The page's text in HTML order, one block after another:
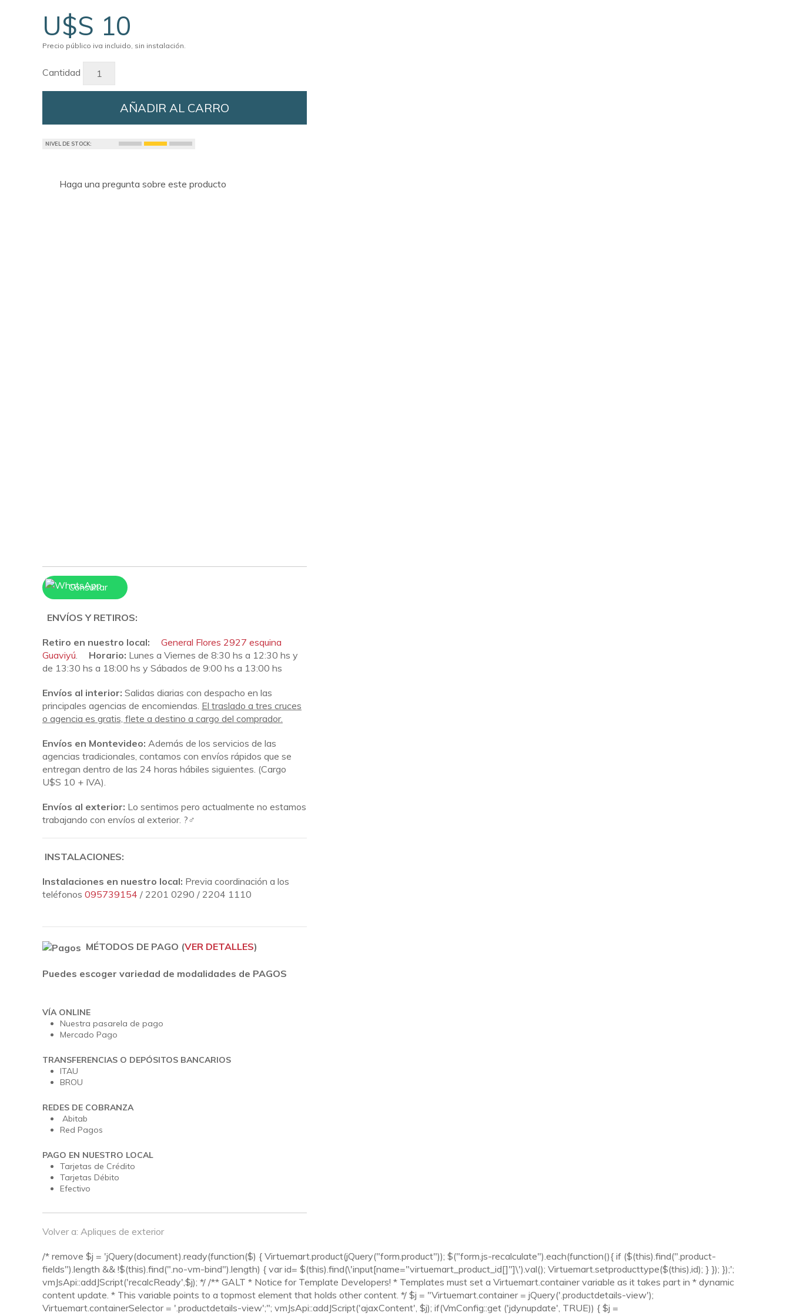
U$S 10
Precio público iva incluido, sin instalación.
Cantidad
AÑADIR AL CARRO
NIVEL DE STOCK:
Haga una pregunta sobre este producto
Consultar
ENVÍOS Y RETIROS:
Retiro en nuestro local:
General Flores 2927 esquina
Guaviyú. Horario: Lunes a Viernes de 8:30 hs a 12:30 hs y
de 13:30 hs a 18:00 hs y Sábados de 9:00 hs a 13:00 hs
Envíos al interior: Salidas diarias con despacho en las
principales agencias de encomiendas. El traslado a tres cruces
o agencia es gratis, flete a destino a cargo del comprador.
Envíos en Montevideo: Además de los servicios de las
agencias tradicionales, contamos con envíos rápidos que se
entregan dentro de las 24 horas hábiles siguientes. (Cargo
U$S 10 + IVA).
Envíos al exterior: Lo sentimos pero actualmente no estamos
trabajando con envíos al exterior. ?‍♂️
INSTALACIONES:
Instalaciones en nuestro local: Previa coordinación a los
teléfonos 095739154 / 2201 0290 / 2204 1110
MÉTODOS DE PAGO (VER DETALLES)
Puedes escoger variedad de modalidades de PAGOS
VÍA ONLINE
Nuestra pasarela de pago
Mercado Pago
TRANSFERENCIAS O DEPÓSITOS BANCARIOS
ITAU
BROU
REDES DE COBRANZA
Abitab
Red Pagos
PAGO EN NUESTRO LOCAL
Tarjetas de Crédito
Tarjetas Débito
Efectivo
Volver a: Apliques de exterior
/* remove $j = 'jQuery(document).ready(function($) { Virtuemart.product(jQuery("form.product")); $("form.js-recalculate").each(function(){ if ($(this).find(".product-
fields").length && !$(this).find(".no-vm-bind").length) { var id= $(this).find(\'input[name="virtuemart_product_id[]"]\').val(); Virtuemart.setproducttype($(this),id); } }); });';
vmJsApi::addJScript('recalcReady',$j); */ /** GALT * Notice for Template Developers! * Templates must set a Virtuemart.container variable as it takes part in * dynamic
content update. * This variable points to a topmost element that holds other content. */ $j = "Virtuemart.container = jQuery('.productdetails-view');
Virtuemart.containerSelector = '.productdetails-view';"; vmJsApi::addJScript('ajaxContent', $j); if(VmConfig::get ('jdynupdate', TRUE)) { $j =